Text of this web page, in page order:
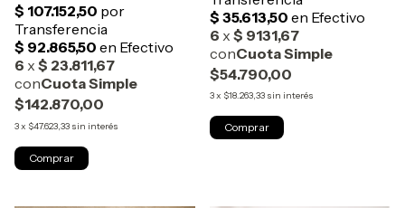
$142.870,00
3x $47.623,33 sin interés
$54.790,00
3x $18.263,33 sin interés